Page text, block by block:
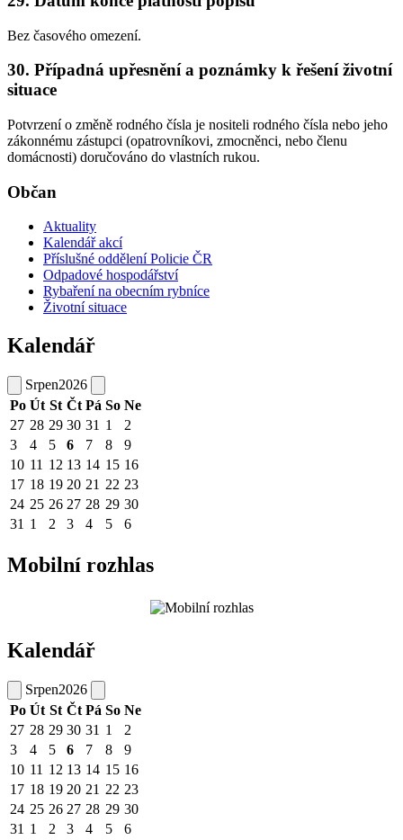
Bez časového omezení.
30. Případná upřesnění a poznámky k řešení životní
situace
Potvrzení o změně rodného čísla je nositeli rodného čísla nebo jeho
zákonnému zástupci (opatrovníkovi, zmocněnci, nebo členu
domácnosti) doručováno do vlastních rukou.
Občan
Aktuality
Kalendář akcí
Příslušné oddělení Policie ČR
Odpadové hospodářství
Rybaření na obecním rybníce
Životní situace
Kalendář
Srpen2026
Po Út St Čt Pá So Ne
27 28 29 30 31 1
2
3
4 5 6 7 8
9
10 11 12 13 14 15 16
17 18 19 20 21 22 23
24 25 26 27 28 29 30
31 1 2 3 4 5 6
Mobilní rozhlas
Kalendář
Srpen2026
Po Út St Čt Pá So Ne
27 28 29 30 31 1
2
3
4 5 6 7 8
9
10 11 12 13 14 15 16
17 18 19 20 21 22 23
24 25 26 27 28 29 30
31 1 2 3 4 5 6